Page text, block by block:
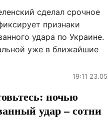
сделал срочное
признаки
удара по Украине.
уже в ближайшие
19:11 23.05
ночью
удар – сотни